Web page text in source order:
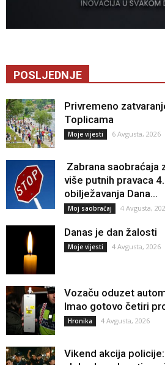
POSLJEDNJE
Privremeno
Toplicama
Moje vijesti 6 Avgusta, 2026
Zabrana saobraćaja
više putnih pravaca
obilježavanja Dana...
Moj saobraćaj 4 Avgusta,
Danas je dan žalosti
Moje vijesti 4 Avgusta, 2026
Vozaču oduzet
Imao gotovo četiri
Hronika 4 Avgusta, 2026
Vikend akcija